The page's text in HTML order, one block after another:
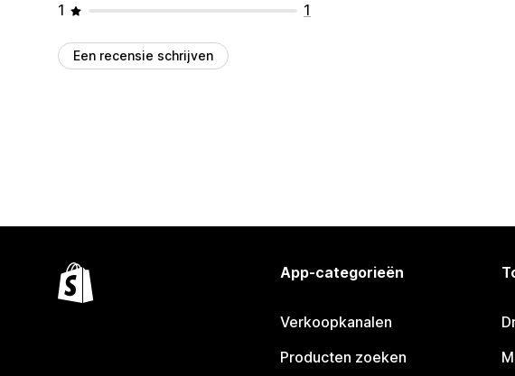
1
1
Een recensie schrijven
App-categorieën
Verkoopkanalen
Producten zoeken